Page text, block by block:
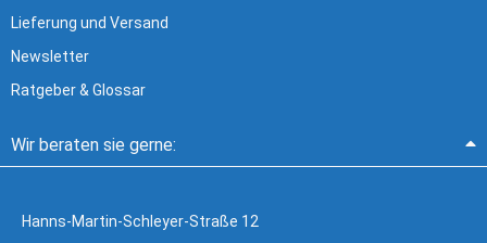
Lieferung und Versand
Newsletter
Ratgeber & Glossar
Wir beraten sie gerne:
Hanns-Martin-Schleyer-Straße 12